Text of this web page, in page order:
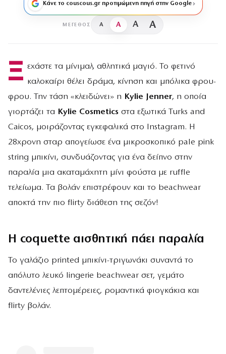
Κάνε το couscous.gr προτιμώμενη πηγή στην Google
ΜΈΓΕΘΟΣ A A A A
Ξ εχάστε τα μίνιμαλ, αθλητικά μαγιό. Το φετινό
καλοκαίρι θέλει δράμα, κίνηση και μπόλικα φρου-
φρου. Την τάση «κλειδώνει» η Kylie Jenner, η οποία
γιορτάζει τα Kylie Cosmetics στα εξωτικά Turks and
Caicos, μοιράζοντας εγκεφαλικά στο Instagram. Η
28χρονη σταρ απογείωσε ένα μικροσκοπικό pale pink
string μπικίνι, συνδυάζοντας για ένα δείπνο στην
παραλία μια ακαταμάχητη μίνι φούστα με ruffle
τελείωμα. Τα βολάν επιστρέφουν και το beachwear
αποκτά την πιο flirty διάθεση της σεζόν!
Η coquette αισθητική πάει παραλία
Το γαλάζιο printed μπικίνι-τριγωνάκι συναντά το
απόλυτο λευκό lingerie beachwear σετ, γεμάτο
δαντελένιες λεπτομέρειες, ρομαντικά φιογκάκια και
flirty βολάν.